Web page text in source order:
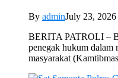
By adminJuly 23, 2026
BERITA PATROLI –
penegak hukum dalam
masyarakat